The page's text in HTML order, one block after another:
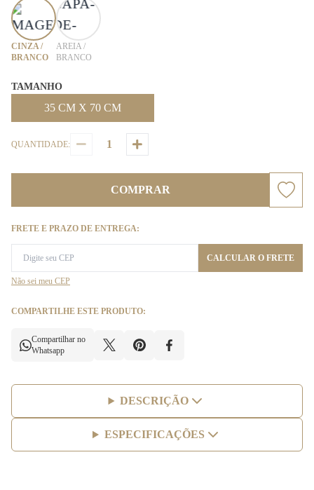
CINZA /
BRANCO
AREIA /
BRANCO
TAMANHO
35 CM X 70 CM
QUANTIDADE:
COMPRAR
FRETE E PRAZO DE ENTREGA:
CALCULAR O FRETE
Não sei meu CEP
COMPARTILHE ESTE PRODUTO:
Compartilhar no
Whatsapp
DESCRIÇÃO
ESPECIFICAÇÕES